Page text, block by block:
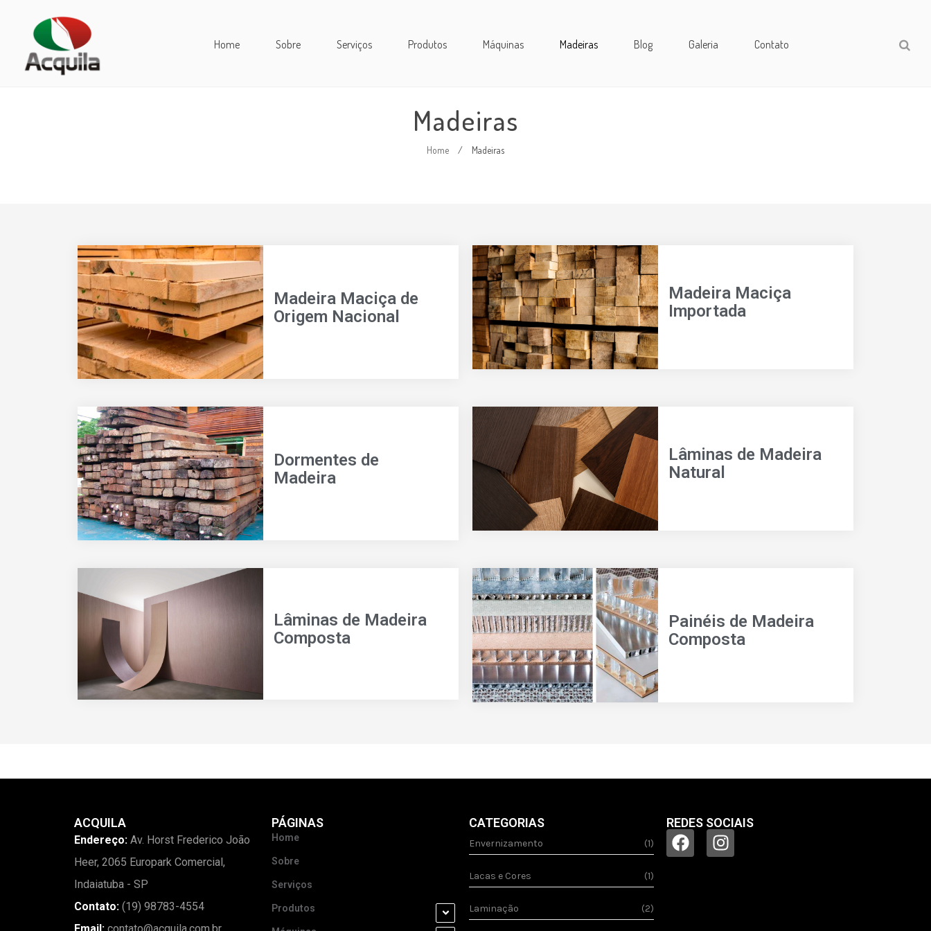
Home Sobre Serviços Produtos Máquinas Madeiras Blog Galeria Contato
Madeiras
Home / Madeiras
Madeira Maciça de
Origem Nacional
Madeira Maciça
Importada
Dormentes de
Madeira
Lâminas de Madeira
Natural
Lâminas de Madeira
Composta
Painéis de Madeira
Composta
ACQUILA
Endereço: Av. Horst Frederico João
Heer, 2065 Europark Comercial,
Indaiatuba - SP
Contato: (19) 98783-4554
Email: contato@acquila.com.br
PÁGINAS
Home
Sobre
Serviços
Produtos
CATEGORIAS
Envernizamento (1)
Lacas e Cores (1)
Laminação (2)
REDES SOCIAIS